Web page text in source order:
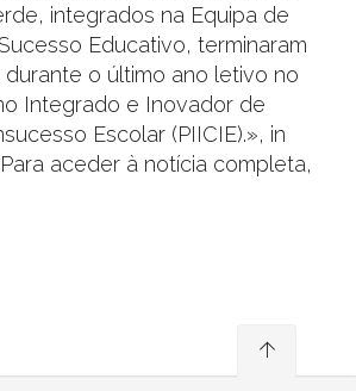
integrados na Equipa de
Educativo, terminaram
o último ano letivo no
Integrado e Inovador de
Escolar (PIICIE).», in
aceder à notícia completa,